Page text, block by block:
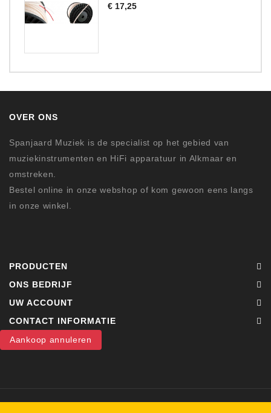
€ 17,25Prijs
OVER ONS
Spanjaard Muziek is de specialist op het gebied van
muziekinstrumenten en HiFi apparatuur in Alkmaar en
omstreken.
Bestel online in onze webshop of kom gewoon eens langs
in onze winkel.
PRODUCTEN
ONS BEDRIJF
UW ACCOUNT
CONTACT INFORMATIE
Aankoop annuleren